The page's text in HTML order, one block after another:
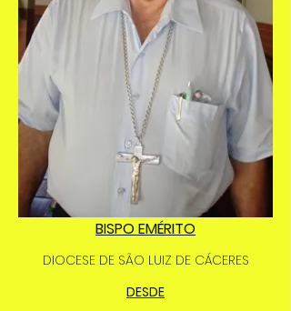
BISPO EMÉRITO
DIOCESE DE SÃO LUIZ DE CÁCERES
DESDE